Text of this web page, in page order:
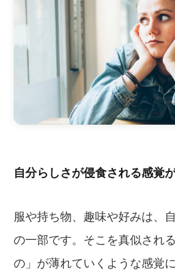
自分らしさが侵食される感覚
服や持ち物、趣味や好みは、
の一部です。そこを真似され
の」が薄れていくような感覚